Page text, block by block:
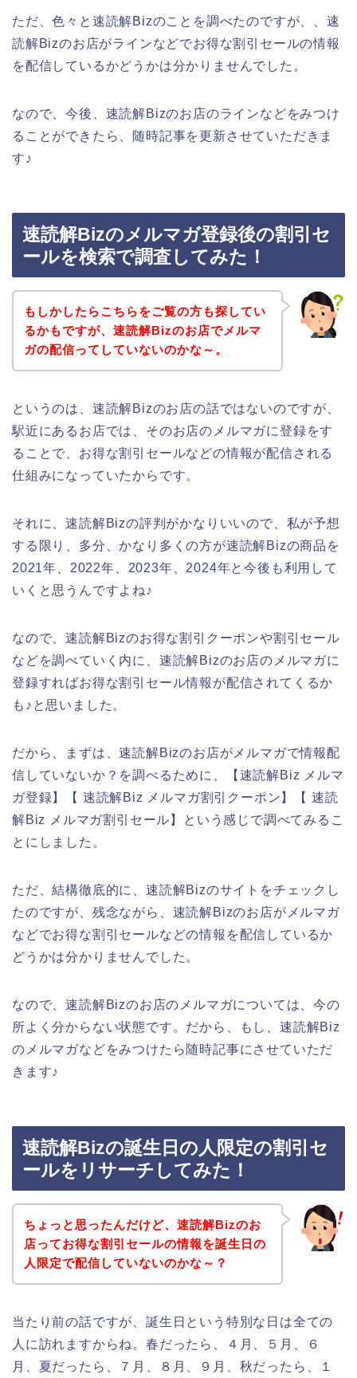
ただ、色々と速読解Bizのことを調べたのですが、、速
読解Bizのお店がラインなどでお得な割引セールの情報
を配信しているかどうかは分かりませんでした。
なので、今後、速読解Bizのお店のラインなどをみつけ
ることができたら、随時記事を更新させていただきま
す♪
速読解Bizのメルマガ登録後の割引セ
ールを検索で調査してみた！
もしかしたらこちらをご覧の方も探してい
るかもですが、速読解Bizのお店でメルマ
ガの配信ってしていないのかな～。
というのは、速読解Bizのお店の話ではないのですが、
駅近にあるお店では、そのお店のメルマガに登録をす
ることで、お得な割引セールなどの情報が配信される
仕組みになっていたからです。
それに、速読解Bizの評判がかなりいいので、私が予想
する限り、多分、かなり多くの方が速読解Bizの商品を
2021年、2022年、2023年、2024年と今後も利用して
いくと思うんですよね♪
なので、速読解Bizのお得な割引クーポンや割引セール
などを調べていく内に、速読解Bizのお店のメルマガに
登録すればお得な割引セール情報が配信されてくるか
も♪と思いました。
だから、まずは、速読解Bizのお店がメルマガで情報配
信していないか？を調べるために、【速読解Biz メルマ
ガ登録】【 速読解Biz メルマガ割引クーポン】【 速読
解Biz メルマガ割引セール】という感じで調べてみるこ
とにしました。
ただ、結構徹底的に、速読解Bizのサイトをチェックし
たのですが、残念ながら、速読解Bizのお店がメルマガ
などでお得な割引セールなどの情報を配信しているか
どうかは分かりませんでした。
なので、速読解Bizのお店のメルマガについては、今の
所よく分からない状態です。だから、もし、速読解Biz
のメルマガなどをみつけたら随時記事にさせていただ
きます♪
速読解Bizの誕生日の人限定の割引セ
ールをリサーチしてみた！
ちょっと思ったんだけど、速読解Bizのお
店ってお得な割引セールの情報を誕生日の
人限定で配信していないのかな～？
当たり前の話ですが、誕生日という特別な日は全ての
人に訪れますからね。春だったら、４月、５月、６
月、夏だったら、７月、８月、９月、秋だったら、１